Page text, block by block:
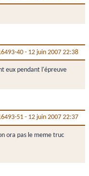
40- 12 juin 2007 22:38
eux pendant l'épreuve
51- 12 juin 2007 22:37
ora pas le meme truc